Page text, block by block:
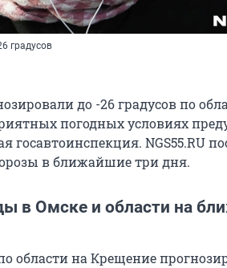
градусов
до -26 градусов по
погодных условиях
госавтоинспекция. NGS55.RU
в ближайшие три дня.
в Омске и области на
области на Крещение